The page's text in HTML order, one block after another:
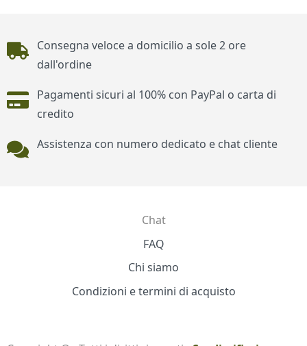
Piè di pagina
Consegna veloce a domicilio a sole 2 ore
dall'ordine
Pagamenti sicuri al 100% con PayPal o carta di
credito
Assistenza con numero dedicato e chat cliente
Chat
FAQ
Chi siamo
Condizioni e termini di acquisto